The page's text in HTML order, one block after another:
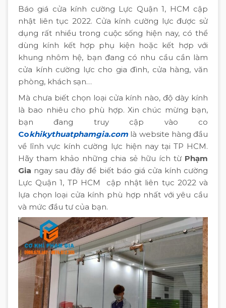
Báo giá cửa kính cường Lực Quận 1, HCM cập
nhật liên tục 2022. Cửa kính cường lực được sử
dụng rất nhiều trong cuộc sống hiện nay, có thể
dùng kính kết hợp phụ kiện hoặc kết hợp với
khung nhôm hệ, bạn đang có nhu cầu cần làm
cửa kính cường lực cho gia đình, cửa hàng, văn
phòng, khách sạn…
Mà chưa biết chọn loại cửa kính nào, độ dày kính
là bao nhiêu cho phù hợp. Xin chúc mừng bạn,
bạn đang truy cập vào co
Cokhikythuatphamgia.com là website hàng đầu
về lĩnh vực kính cường lực hiện nay tại TP HCM.
Hãy tham khảo những chia sẻ hữu ích từ Phạm
Gia ngay sau đây để biết báo giá cửa kính cường
Lực Quận 1, TP HCM cập nhật liên tục 2022 và
lựa chọn loại cửa kính phù hợp nhất với yêu cầu
và mức đầu tư của bạn.